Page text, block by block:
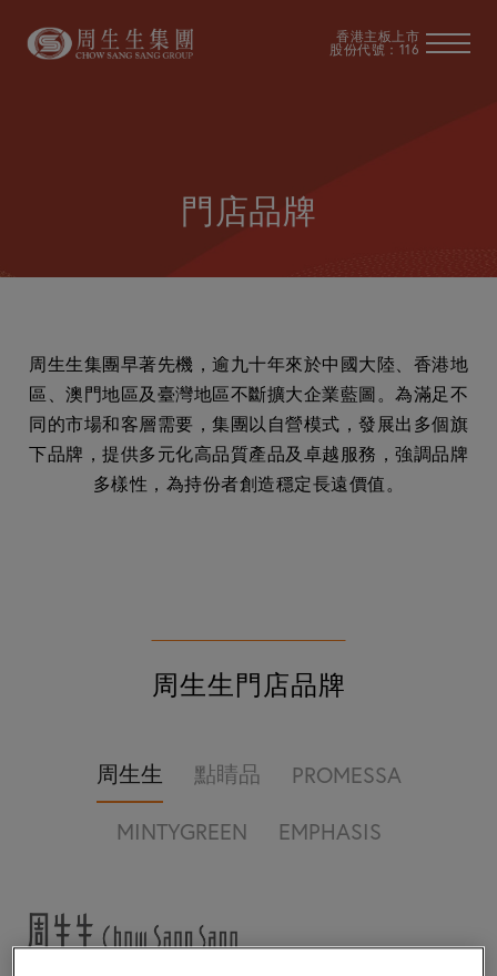
香港主板上市
股份代號：116
門店品牌
周生生集團早著先機，逾九十年來於中國大陸、香港地
區、澳門地區及臺灣地區不斷擴大企業藍圖。為滿足不
同的市場和客層需要，集團以自營模式，發展出多個旗
下品牌，提供多元化高品質產品及卓越服務，強調品牌
多樣性，為持份者創造穩定長遠價值。
周生生門店品牌
周生生 點睛品
PROMESSA
MINTYGREEN
EMPHASIS